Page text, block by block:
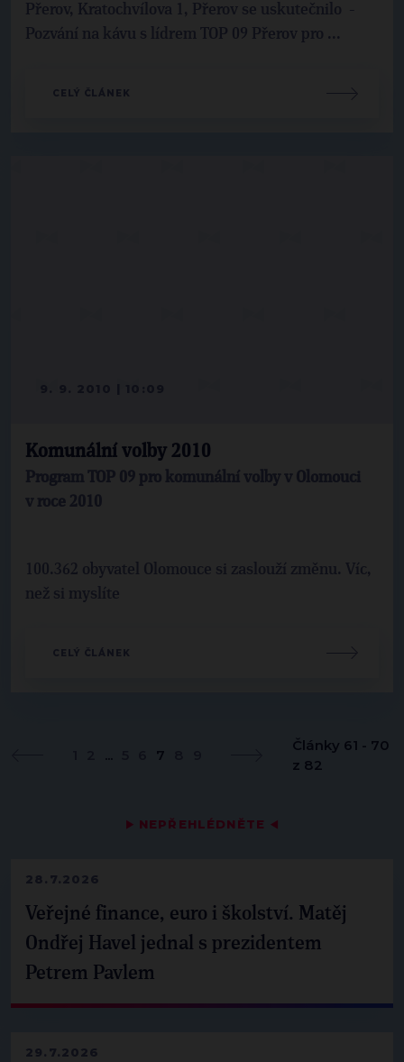
▶ NEPŘEHLÉDNĚTE ◀
28.7.2026
Veřejné finance, euro i školství. Matěj
Ondřej Havel jednal s prezidentem
Petrem Pavlem
29.7.2026
Přerov, Kratochvílova 1, Přerov se uskutečnilo -
Pozvání na kávu s lídrem TOP 09 Přerov pro ...
CELÝ ČLÁNEK
Komunální volby 2010
Program TOP 09 pro komunální volby v Olomouci
v roce 2010
100.362 obyvatel Olomouce si zaslouží změnu. Víc,
než si myslíte
CELÝ ČLÁNEK
... 7
Články 61 - 70
z 82